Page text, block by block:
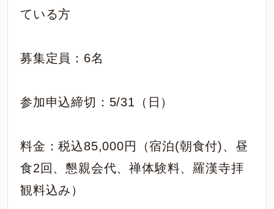
ている方
募集定員：6名
参加申込締切：5/31（日）
料金：税込85,000円（宿泊(朝食付)、昼
食2回、懇親会代、禅体験料、羅漢寺拝
観料込み）